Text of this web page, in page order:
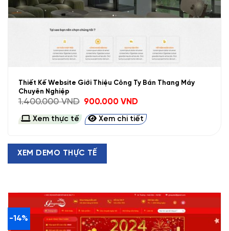
Thiết Kế Website Giới Thiệu Công Ty Bán Thang Máy
Chuyên Nghiệp
1.400.000VND
Giá
là:
1.400.000 VND.
900.000VNDGiá
tại
là:
900.000 VND.
Xem thực tế Xem chi tiết
XEM DEMO THỰC TẾ
-14%